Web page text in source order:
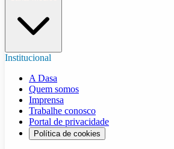
Institucional
A Dasa
Quem somos
Imprensa
Trabalhe conosco
Portal de privacidade
Política de cookies